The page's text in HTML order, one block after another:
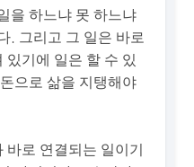
을 하느냐 못 하느냐
. 그리고 그 일은 바로
있기에 일은 할 수 있
으로 삶을 지탱해야
로 연결되는 일이기